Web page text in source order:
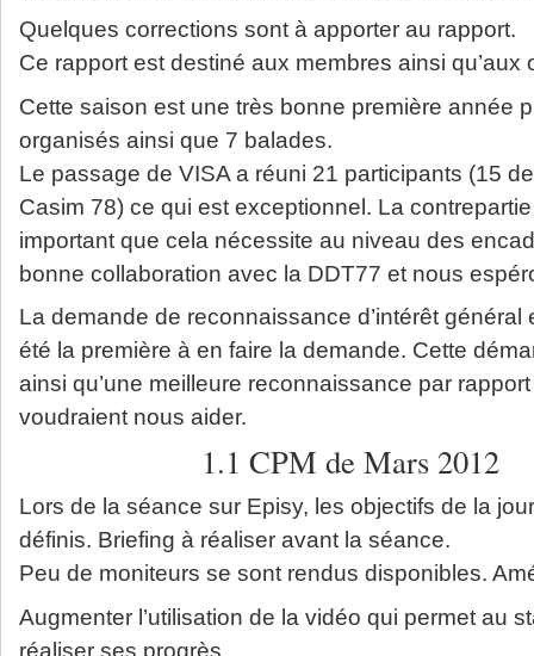
Quelques corrections sont à apporter au rapport.
Ce rapport est destiné aux membres ainsi qu’aux
Cette saison est une très bonne première année
organisés ainsi que 7 balades.
Le passage de VISA a réuni 21 participants (15
Casim 78) ce qui est exceptionnel. La
important que cela nécessite au niveau des
bonne collaboration avec la DDT77 et nous
La demande de reconnaissance d’intérêt général
été la première à en faire la demande. Cette
ainsi qu’une meilleure reconnaissance par
voudraient nous aider.
1.1 CPM de Mars 2012
Lors de la séance sur Episy, les objectifs de la
définis. Briefing à réaliser avant la séance.
Peu de moniteurs se sont rendus disponibles.
Augmenter l’utilisation de la vidéo qui permet au
réaliser ses progrès